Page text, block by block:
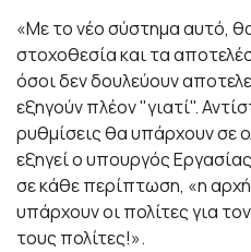
«Με το νέο σύστημα αυτό,
στοχοθεσία και τα
όσοι δεν δουλεύουν
εξηγούν πλέον "γιατί".
ρυθμίσεις θα υπάρχουν σε
εξηγεί ο υπουργός
σε κάθε περίπτωση, «η αρχή
υπάρχουν οι πολίτες για
τους πολίτες!».